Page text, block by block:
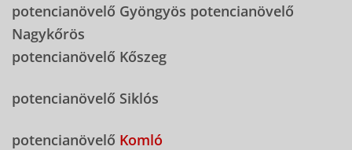
potencianövelő Gyöngyös potencianövelő
Nagykőrös
potencianövelő Kőszeg
potencianövelő Siklós
potencianövelő Komló